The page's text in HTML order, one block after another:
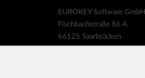
EUROKEY Software GmbH
Fischbachstraße 86 A
66125 Saarbrücken